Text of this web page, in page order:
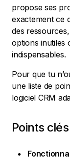
propose ses
exactement ce
des
options inutiles
indispensables.
Pour que tu
une liste de
logiciel CRM
Points